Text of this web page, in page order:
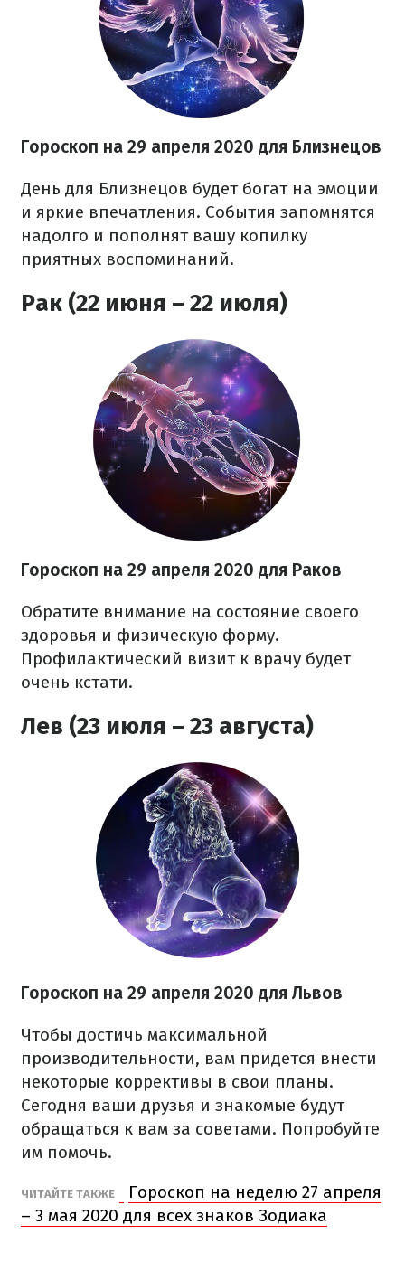
Гороскоп на 29 апреля 2020 для Близнецов
День для Близнецов будет богат на эмоции
и яркие впечатления. События запомнятся
надолго и пополнят вашу копилку
приятных воспоминаний.
Рак (22 июня – 22 июля)
Гороскоп на 29 апреля 2020 для Раков
Обратите внимание на состояние своего
здоровья и физическую форму.
Профилактический визит к врачу будет
очень кстати.
Лев (23 июля – 23 августа)
Гороскоп на 29 апреля 2020 для Львов
Чтобы достичь максимальной
производительности, вам придется внести
некоторые коррективы в свои планы.
Сегодня ваши друзья и знакомые будут
обращаться к вам за советами. Попробуйте
им помочь.
ЧИТАЙТЕ ТАКЖЕ
Гороскоп на неделю 27 апреля
– 3 мая 2020 для всех знаков Зодиака